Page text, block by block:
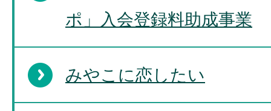
ポ」入会登録料助成事業
みやこに恋したい